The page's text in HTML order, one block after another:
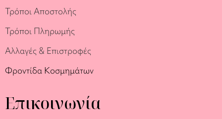
Τρόποι Αποστολής
Τρόποι Πληρωμής
Αλλαγές & Επιστροφές
Φροντίδα Κοσμημάτων
Επικοινωνία